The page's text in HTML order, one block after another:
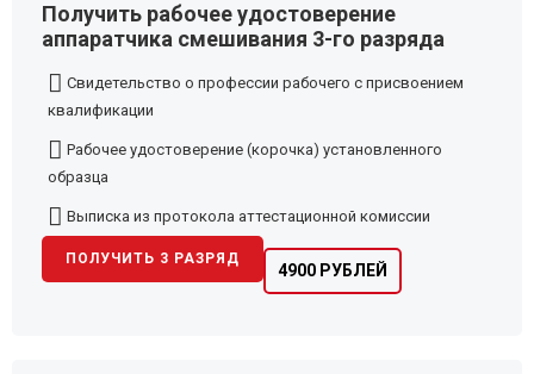
Получить рабочее удостоверение
аппаратчика смешивания 3-го разряда
Свидетельство о профессии рабочего с присвоением
квалификации
Рабочее удостоверение (корочка) установленного
образца
Выписка из протокола аттестационной комиссии
4900 РУБЛЕЙ
ПОЛУЧИТЬ 3 РАЗРЯД